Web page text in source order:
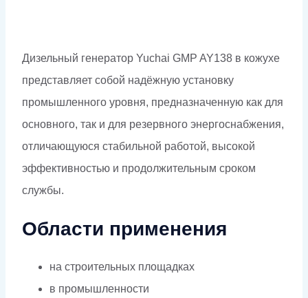
Дизельный генератор Yuchai GMP AY138 в кожухе
представляет собой надёжную установку
промышленного уровня, предназначенную как для
основного, так и для резервного энергоснабжения,
отличающуюся стабильной работой, высокой
эффективностью и продолжительным сроком
службы.
Области применения
на строительных площадках
в промышленности